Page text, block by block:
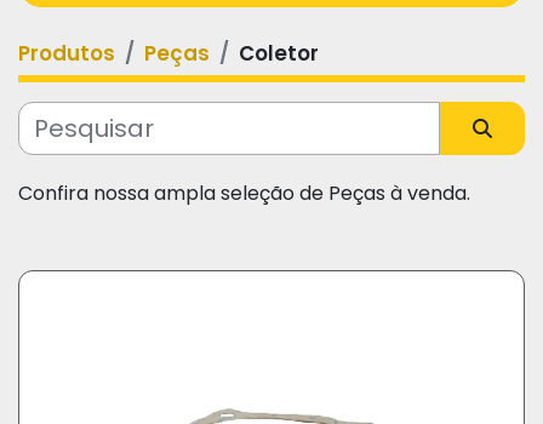
Categoria
Fabricante
Produtos Peças Coletor
Confira nossa ampla seleção de Peças à venda.